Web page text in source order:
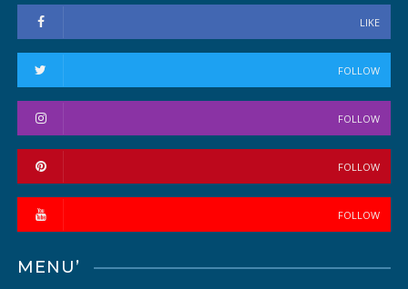
LIKE
FOLLOW
FOLLOW
FOLLOW
FOLLOW
MENU’